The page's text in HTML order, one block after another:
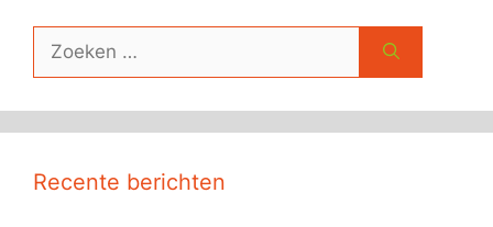
naar:
Recente berichten